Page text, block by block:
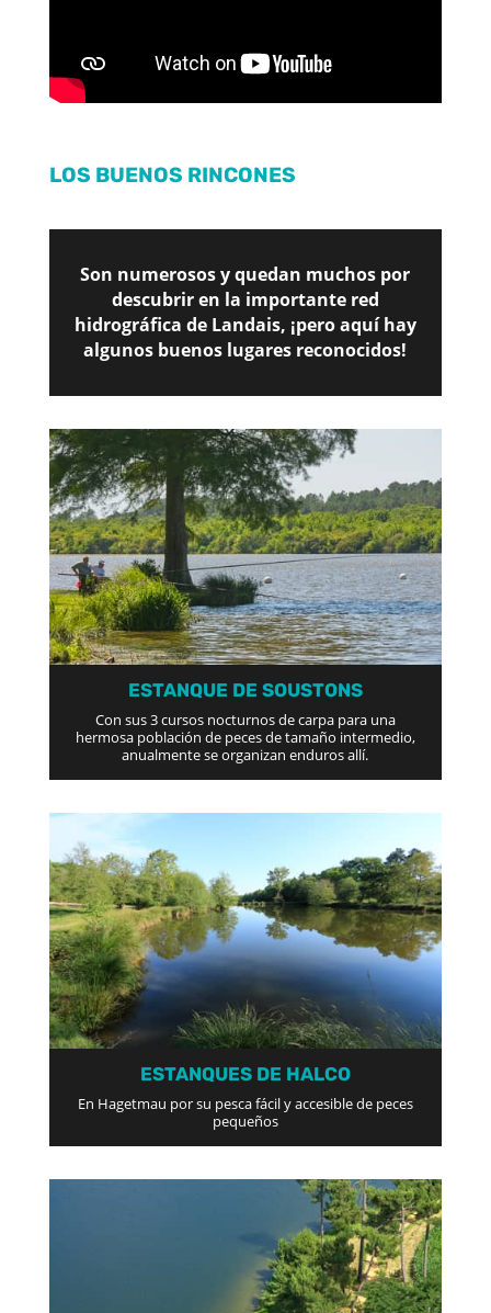
LOS BUENOS RINCONES
Son numerosos y quedan muchos por
descubrir en la importante red
hidrográfica de Landais, ¡pero aquí hay
algunos buenos lugares reconocidos!
ESTANQUE DE SOUSTONS
Con sus 3 cursos nocturnos de carpa para una
hermosa población de peces de tamaño intermedio,
anualmente se organizan enduros allí.
ESTANQUES DE HALCO
En Hagetmau por su pesca fácil y accesible de peces
pequeños